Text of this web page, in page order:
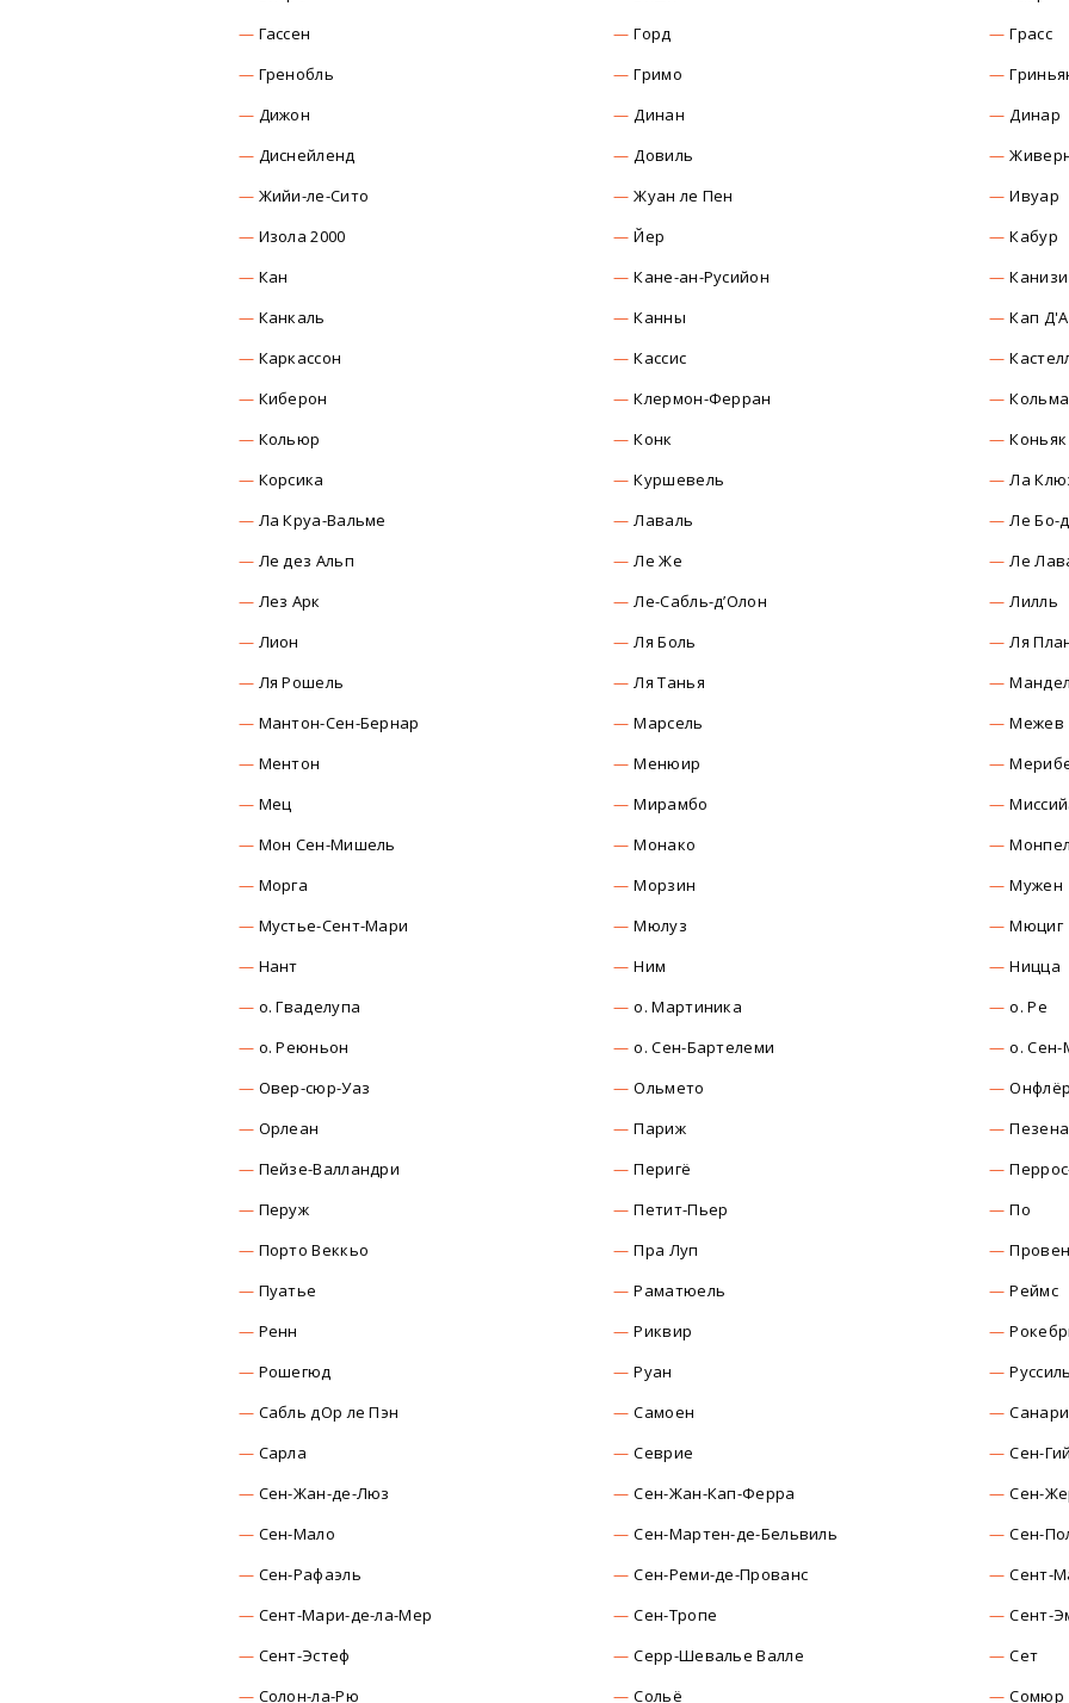
Гассен
Горд
Грасс
Гренобль
Гримо
Дижон
Динан
Динар
Диснейленд
Довиль
Жийи-ле-Сито
Жуан ле Пен
Ивуар
Изола 2000
Йер
Кабур
Кан
Кане-ан-Русийон
Канизи
Канкаль
Канны
Кап
Каркасcон
Касcиc
Киберон
Клермон-Ферран
Кольюр
Конк
Коньяк
Корсика
Куршевель
Ла
Ла Круа-Вальме
Лаваль
Ле Бо-
Ле дез Альп
Ле Же
Ле
Лез Арк
Ле-Сабль-д’Олон
Лилль
Лион
Ля Боль
Ля
Ля Рошель
Ля Танья
Мантон-Сен-Бернар
Марсель
Межев
Ментон
Менюир
Мец
Мирамбо
Мон Сен-Мишель
Монако
Морга
Морзин
Мужен
Мустье-Сент-Мари
Мюлуз
Мюциг
Нант
Ним
Ницца
о. Гваделупа
о. Мартиника
о. Ре
о. Реюньон
о. Сен-Бартелеми
о. Сен-
Овер-сюр-Уаз
Ольмето
Онфлёр
Орлеан
Париж
Пезена
Пейзе-Валландри
Перигё
Перуж
Петит-Пьер
По
Порто Веккьо
Пра Луп
Провен
Пуатье
Раматюель
Реймс
Ренн
Риквир
Рошегюд
Руан
Сабль дОр ле Пэн
Самоен
Сарла
Севрие
Сен-
Сен-Жан-де-Люз
Сен-Жан-Кап-Ферра
Сен-
Сен-Мало
Сен-Мартен-де-Бельвиль
Сен-
Сен-Рафаэль
Сен-Реми-де-Прованс
Сент-
Сент-Мари-де-ла-Мер
Сен-Тропе
Сент-
Сент-Эстеф
Серр-Шевалье Валле
Сет
Солон-ла-Рю
Сольё Сомюр